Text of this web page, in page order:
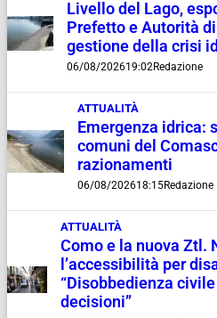
Livello del Lago,
Prefetto e Autorità
gestione della crisi
06/08/202619:02Redazione
ATTUALITÀ
Emergenza idrica:
comuni del
razionamenti
06/08/202618:15Redazione
ATTUALITÀ
Como e la nuova Ztl.
l’accessibilità per
“Disobbedienza
decisioni”